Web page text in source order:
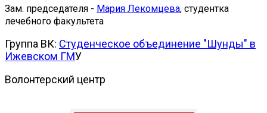
Зам. председателя - Мария Лекомцева, студентка
лечебного факультета
Группа ВК: Студенческое объединение "Шунды" в
Ижевском ГМУ
Волонтерский центр